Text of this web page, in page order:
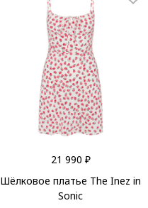
21 990 ₽
Шёлковое платье The Inez in
Sonic